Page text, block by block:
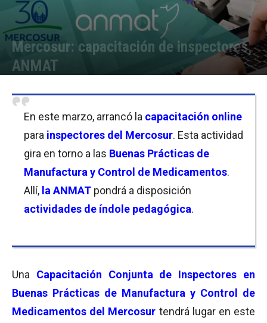
Mercosur: capacitación de inspectores,
ANMAT
En este marzo, arrancó la capacitación online
para inspectores del Mercosur. Esta actividad
gira en torno a las Buenas Prácticas de
Manufactura y Control de Medicamentos.
Allí, la ANMAT pondrá a disposición
actividades de índole pedagógica.
Una Capacitación Conjunta de Inspectores en
Buenas Prácticas de Manufactura y Control de
Medicamentos del Mercosur tendrá lugar en este